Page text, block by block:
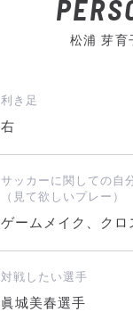
松浦 芽育
利き足
右
サッカーに関しての自
（見て欲しいプレー）
ゲームメイク、クロ
対戦したい選手
眞城美春選手